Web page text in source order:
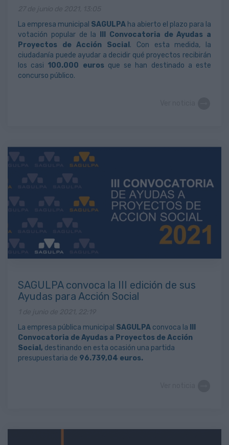
La empresa municipal SAGULPA ha abierto el plazo para la
votación popular de la
III Convocatoria de Ayudas a
Proyectos de Acción Social . Con esta medida, la
ciudadanía puede ayudar a decidir qué proyectos recibirán
los casi 100.000 eurosque se han destinado a este
concurso público.
SAGULPA convoca la III edición de sus
Ayudas para Acción Social
La empresa pública municipal SAGULPA convoca la
Convocatoria de Ayudas a Proyectos de Acción
Social, destinando en esta ocasión una partida
presupuestaria de 96.739,04 euros.